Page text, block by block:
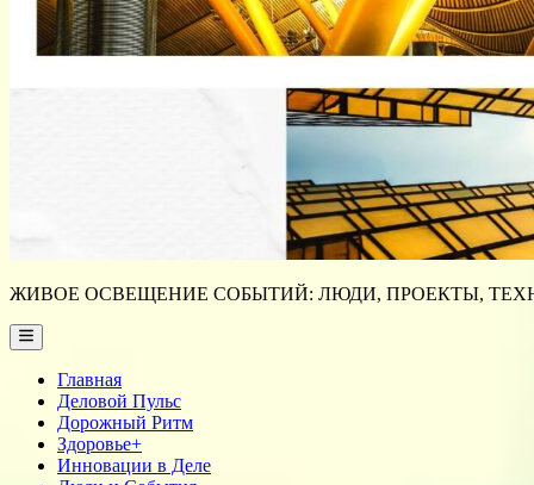
ЖИВОЕ ОСВЕЩЕНИЕ СОБЫТИЙ: ЛЮДИ, ПРОЕКТЫ,
Main
Menu
Главная
Деловой Пульс
Дорожный Ритм
Здоровье+
Инновации в Деле